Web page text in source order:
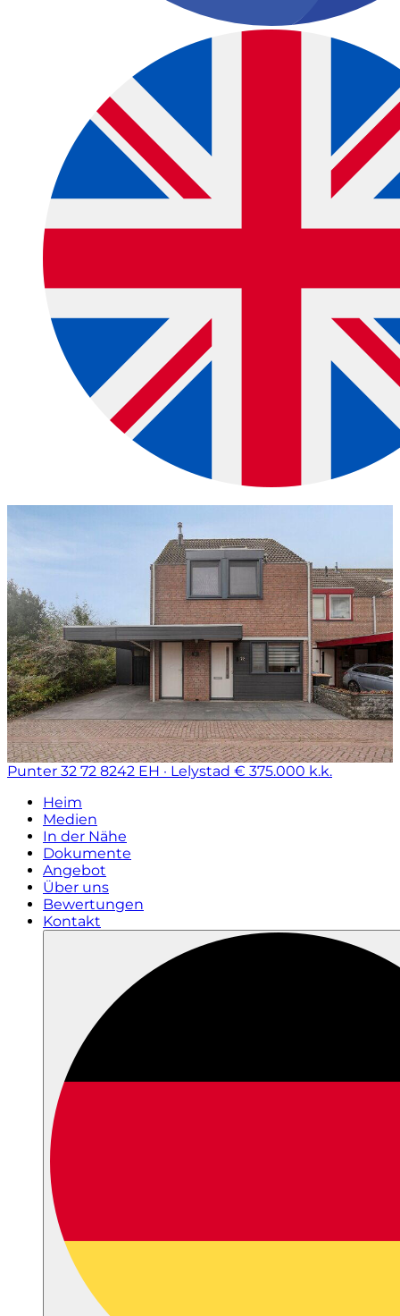
Punter 32 72 8242 EH · Lelystad € 375.000 k.k.
Heim
Medien
In der Nähe
Dokumente
Angebot
Über uns
Bewertungen
Kontakt